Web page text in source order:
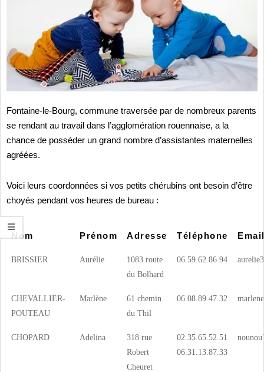
Fontaine-le-Bourg, commune traversée par de nombreux parents
se rendant au travail dans l’agglomération rouennaise, a la
chance de posséder un grand nombre d’assistantes maternelles
agréées.
Voici leurs coordonnées si vos petits chérubins ont besoin d’être
choyés pendant vos heures de bureau :
Nom Prénom Adresse Téléphone
BRISSIER Aurélie
1083 route
du Bolhard
06.59.62.86.94
CHEVALLIER-
POUTEAU
Marlène
61 chemin
du Thil
06.08.89.47.32
CHOPARD Adelina
318 rue
Robert
Cheuret
02.35.65.52.51
06.31.13.87.33